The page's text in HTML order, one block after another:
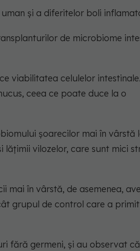
și a diferitelor boli
de microbiome
viabilitatea celulelor intestinale.
ceea ce poate duce la o
șoarecilor mai în vârstă
lățimii vilozelor, care sunt mici
mai în vârstă, de asemenea,
grupul de control care a primit
fără germeni, și au observat